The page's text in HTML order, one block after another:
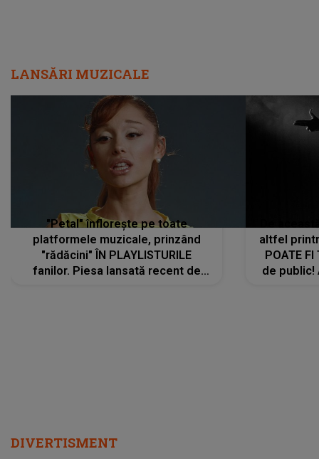
LANSĂRI MUZICALE
"Petal" înflorește pe toate
platformele muzicale, prinzând
"rădăcini" ÎN PLAYLISTURILE
fanilor. Piesa lansată recent de
altfel
POATE FI
de public!
DIVERTISMENT